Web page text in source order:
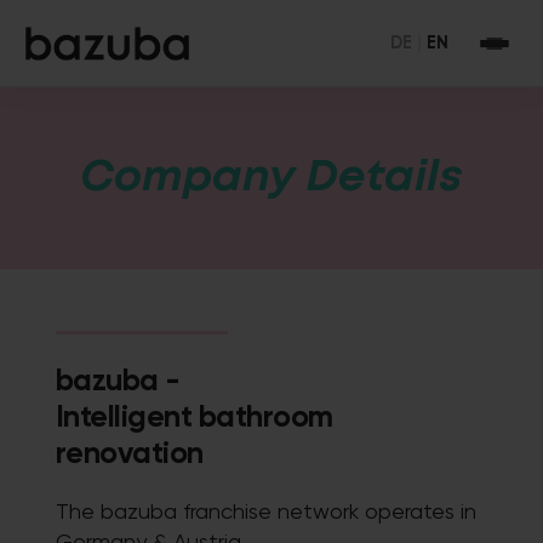
Company Details
bazuba -
Intelligent bathroom
renovation
The bazuba franchise network operates in
EN